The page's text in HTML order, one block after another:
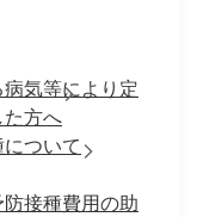
気等により定
た方へ
ついて
接種費用の助